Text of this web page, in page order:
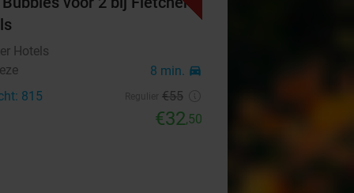
Hotels
8 min. directions_car
815 €55
€32,50